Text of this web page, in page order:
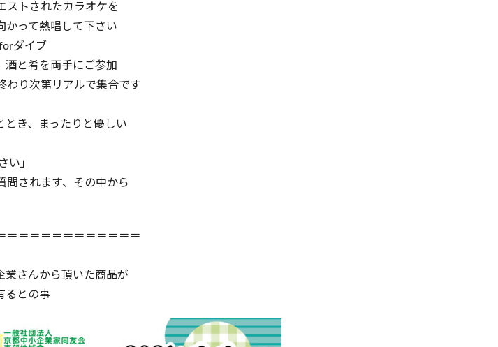
トされたカラオケを
って熱唱して下さい
ダイブ
と肴を両手にご参加
り次第リアルで集合です
き、まったりと優しい
い」
されます、その中から
＝＝＝＝＝＝＝＝＝＝＝＝
さんから頂いた商品が
るとの事